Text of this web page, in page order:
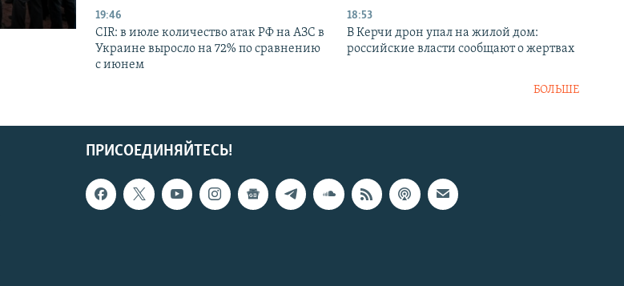
19:46
CIR: в июле количество атак РФ на АЗС в
Украине выросло на 72% по сравнению
с июнем
18:53
В Керчи дрон упал на жилой дом:
российские власти сообщают о жертвах
БОЛЬШЕ
ПРИСОЕДИНЯЙТЕСЬ!